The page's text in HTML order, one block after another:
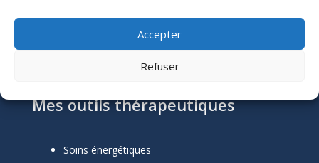
Accepter
Refuser
Mentions Légales
Mes outils thérapeutiques
Soins énergétiques